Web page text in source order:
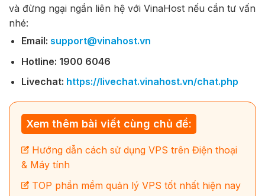
và đừng ngại ngần liên hệ với VinaHost nếu cần tư vấn
nhé:
Email: support@vinahost.vn
Hotline: 1900 6046
Livechat: https://livechat.vinahost.vn/chat.php
Xem thêm bài viết cùng chủ đề:
Hướng dẫn cách sử dụng VPS trên Điện thoại
& Máy tính
TOP phần mềm quản lý VPS tốt nhất hiện nay